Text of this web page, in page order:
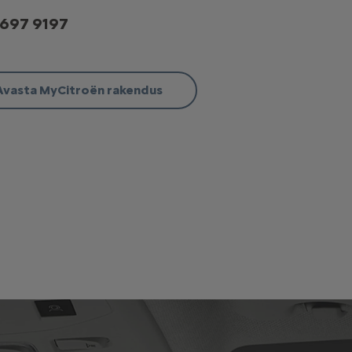
9197
MyCitroën rakendus